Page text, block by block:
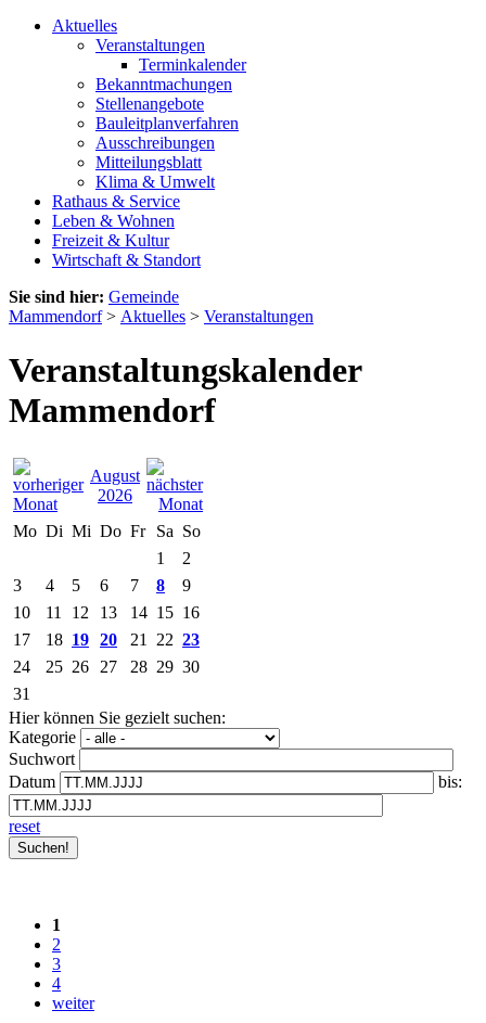
Aktuelles
Veranstaltungen
Terminkalender
Bekanntmachungen
Stellenangebote
Bauleitplanverfahren
Ausschreibungen
Mitteilungsblatt
Klima & Umwelt
Rathaus & Service
Leben & Wohnen
Freizeit & Kultur
Wirtschaft & Standort
Sie sind hier: Gemeinde
Mammendorf> Aktuelles > Veranstaltungen
Veranstaltungskalender
Mammendorf
August
2026
Mo Di Mi Do Fr Sa So
1
2
3
4 5 6 7 8
9
10
11 12 13 14 15 16
17
18 19 20 21 22 23
24
25 26 27 28 29 30
31
Hier können Sie gezielt suchen:
Kategorie
Suchwort
Datum
bis:
reset
1
2
3
4
weiter